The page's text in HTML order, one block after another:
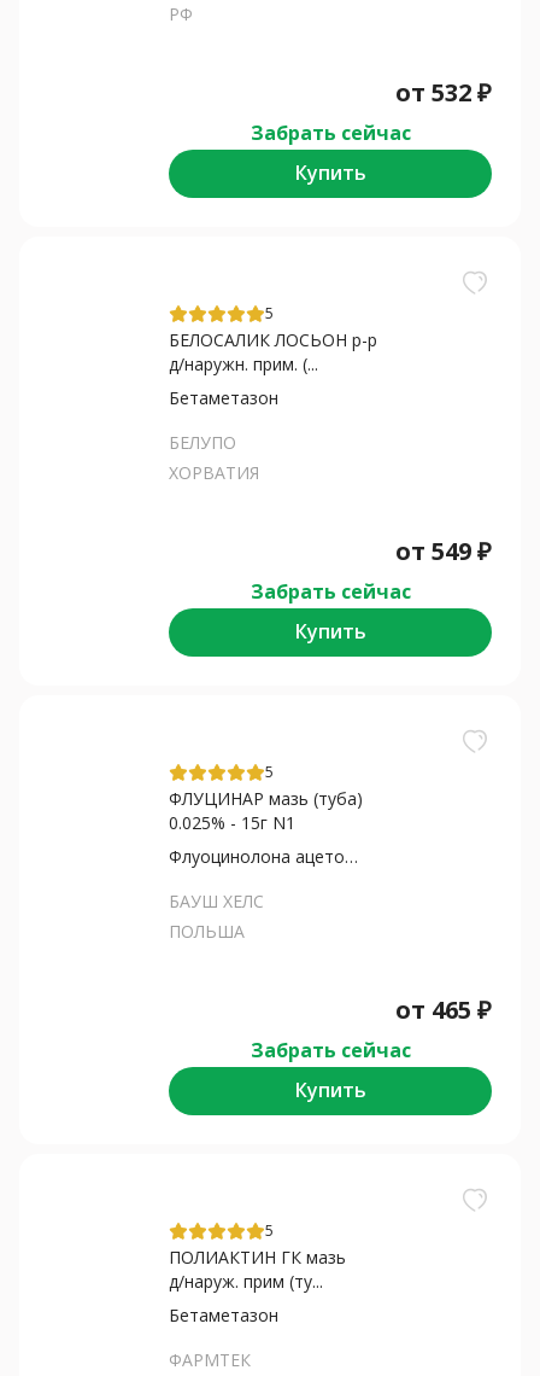
РФ
от 532₽
Забрать сейчас
Купить
5
БЕЛОСАЛИК ЛОСЬОН р-р
д/наружн. прим. (...
Бетаметазон
БЕЛУПО
ХОРВАТИЯ
от 549₽
Забрать сейчас
Купить
5
ФЛУЦИНАР мазь (туба)
0.025% - 15г N1
Флуоцинолона ацетонид
БАУШ ХЕЛС
ПОЛЬША
от 465 ₽
Забрать сейчас
Купить
5
ПОЛИАКТИН ГК мазь
д/наруж. прим (ту...
Бетаметазон
ФАРМТЕК